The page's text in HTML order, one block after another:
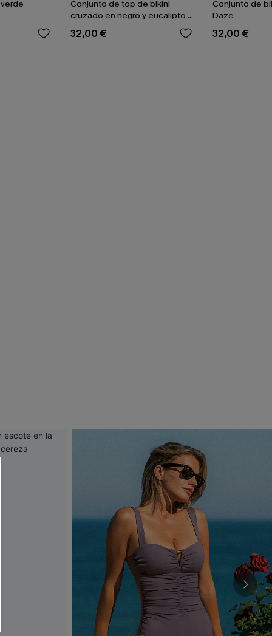
Conjunto de top de bikini
cruzado en negro y eucalipto y
braguitas de talle alto
32,00 €
Conjunto de
Daze
32,00 €